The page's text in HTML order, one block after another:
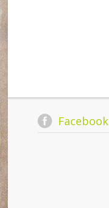
Facebook